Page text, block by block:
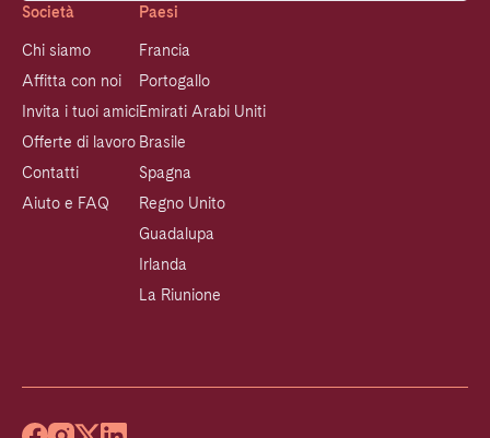
Società
Chi siamo
Affitta con noi
Invita i tuoi amici
Offerte di lavoro
Contatti
Aiuto e FAQ
Paesi
Francia
Portogallo
Emirati Arabi Uniti
Brasile
Spagna
Regno Unito
Guadalupa
Irlanda
La Riunione